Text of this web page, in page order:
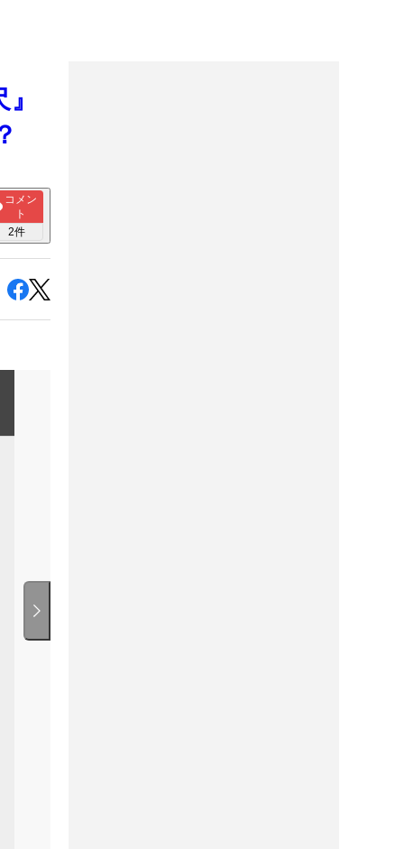
コメン
ト
2件